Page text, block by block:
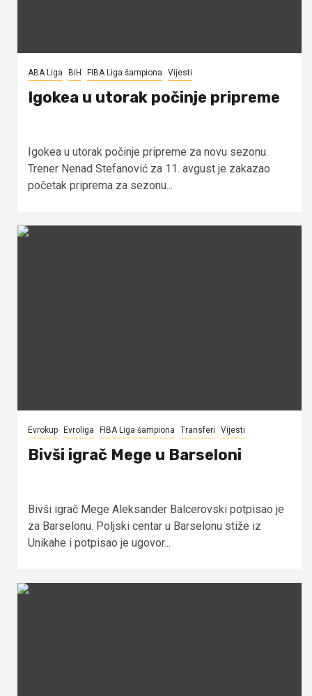
ABA Liga BiH FIBA Liga šampiona Vijesti
Igokea u utorak počinje pripreme
Igokea u utorak počinje pripreme za novu sezonu.
Trener Nenad Stefanović za 11. avgust je zakazao
početak priprema za sezonu...
Evrokup Evroliga FIBA Liga šampiona Transferi Vijesti
Bivši igrač Mege u Barseloni
Bivši igrač Mege Aleksander Balcerovski potpisao je
za Barselonu. Poljski centar u Barselonu stiže iz
Unikahe i potpisao je ugovor...